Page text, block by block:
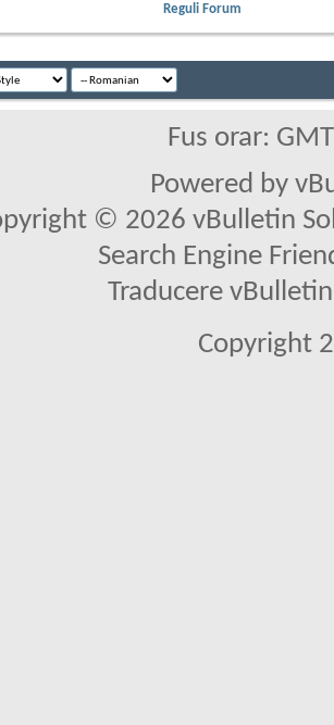
Reguli Forum
Fus orar:
Powered by
© 2026 vBulletin
Search Engine
Traducere
Copyright